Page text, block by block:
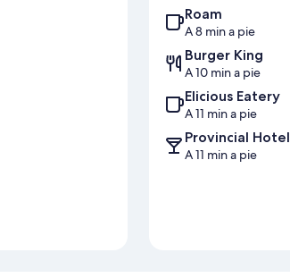
Roam
A 8 min a pie
Burger King
A 10 min a pie
Elicious Eatery
A 11 min a pie
Provincial Hotel
A 11 min a pie